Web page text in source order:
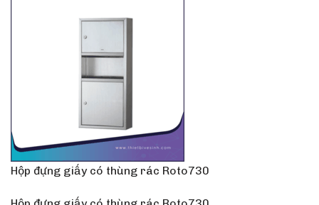
Hộp đựng giấy có thùng rác Roto730